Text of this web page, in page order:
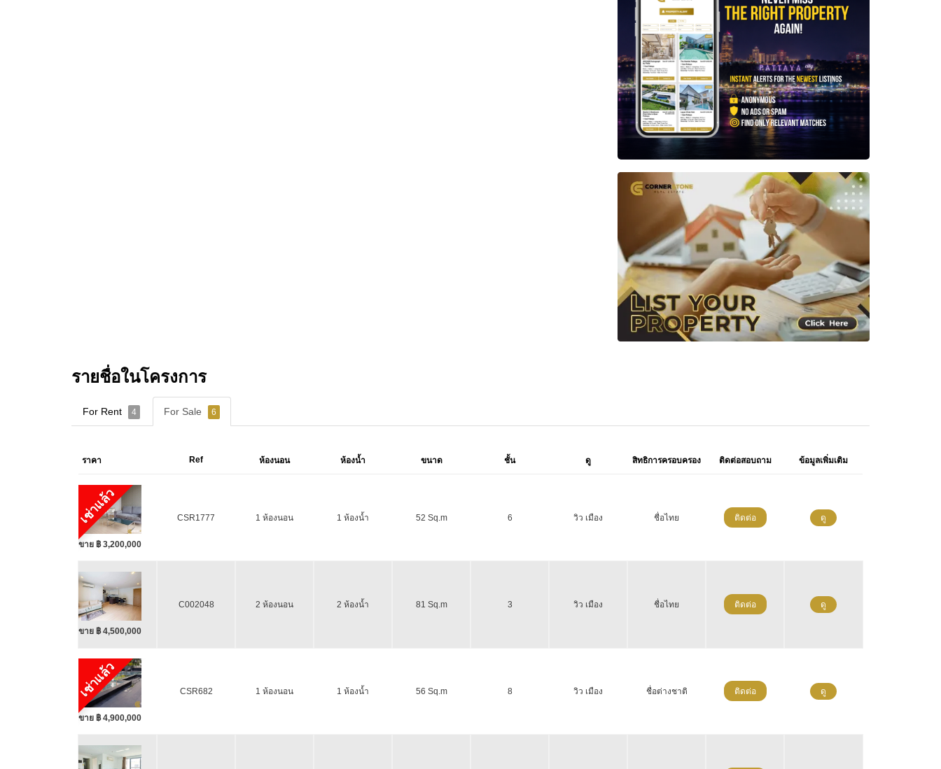
รายชื่อในโครงการ
For Rent 4 For Sale 6
ราคา Ref ห้องนอน ห้องน้ำ ขนาด ชั้น ดู สิทธิการครอบครอง ติดต่อสอบถาม ข้อมูลเพิ่มเติม
เช่าแล้ว
ขาย ฿ 3,200,000
CSR1777 1 ห้องนอน 1 ห้องน้ำ 52 Sq.m 6 วิว เมือง ชื่อไทย ติดต่อ ดู
ขาย ฿ 4,500,000
C002048 2 ห้องนอน 2 ห้องน้ำ 81 Sq.m 3 วิว เมือง ชื่อไทย ติดต่อ ดู
เช่าแล้ว
ขาย ฿ 4,900,000
CSR682 1 ห้องนอน 1 ห้องน้ำ 56 Sq.m 8 วิว เมือง ชื่อต่างชาติ ติดต่อ ดู